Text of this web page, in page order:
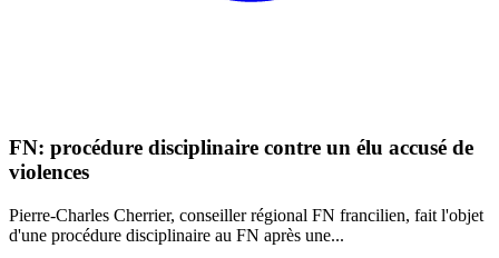
FN: procédure disciplinaire contre un élu accusé de
violences
Pierre-Charles Cherrier, conseiller régional FN francilien, fait l'objet
d'une procédure disciplinaire au FN après une...